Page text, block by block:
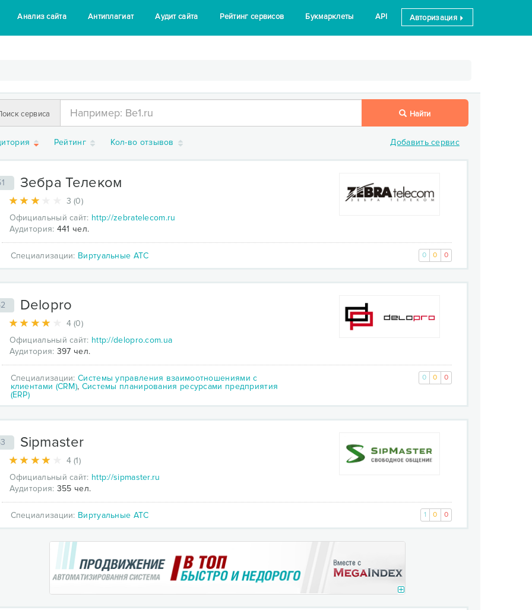
Анализ сайта Антиплагиат Аудит сайта Рейтинг сервисов Букмарклеты API Авторизация
сервиса Найти
Рейтинг Кол-во отзывов Добавить сервис
Зебра Телеком
3 (0)
Официальный сайт: http://zebratelecom.ru
Аудитория: 441 чел.
Специализации: Виртуальные АТС 0 0 0
Delopro
4 (0)
Официальный сайт: http://delopro.com.ua
Аудитория: 397 чел.
Специализации:Системы управления взаимоотношениями с
клиентами (CRM), Системы планирования ресурсами предприятия
(ERP)
0 0 0
Sipmaster
4 (1)
Официальный сайт: http://sipmaster.ru
Аудитория: 355 чел.
Специализации: Виртуальные АТС 1 0 0